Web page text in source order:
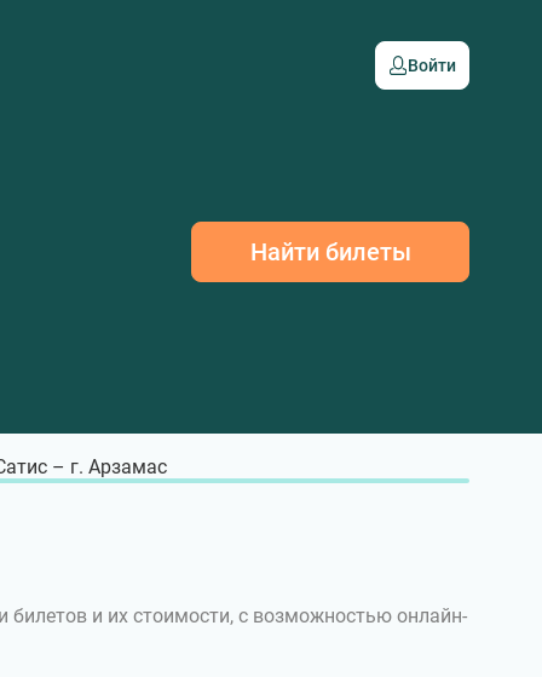
Войти
Найти билеты
– г. Арзамас
билетов и их стоимости, с возможностью онлайн-